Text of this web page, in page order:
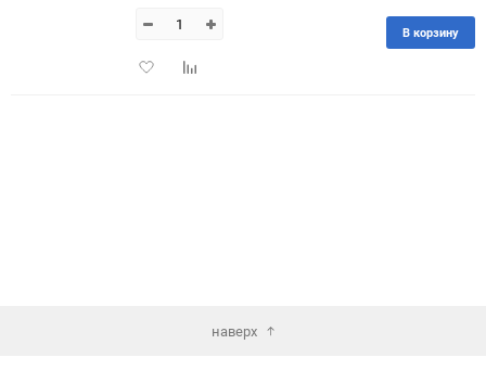
150
ДобавитьДобавить
В корзину
наверх